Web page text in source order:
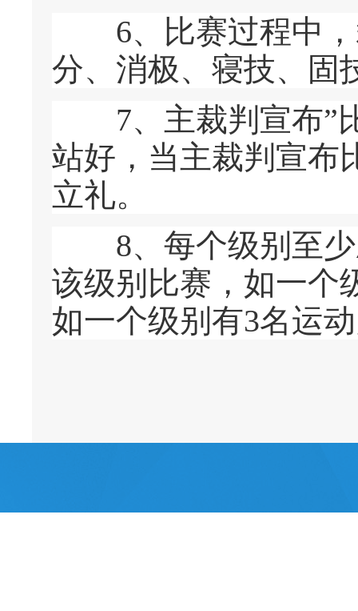
6、比赛过程中，
分、消极、寝技、固
7、主裁判宣布”比
站好，当主裁判宣布
立礼。
8、每个级别至少
该级别比赛，如一个
如一个级别有3名运